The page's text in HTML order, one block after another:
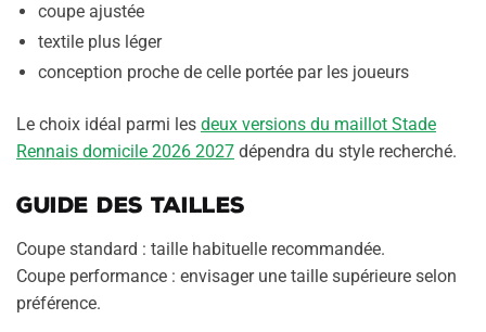
coupe ajustée
textile plus léger
conception proche de celle portée par les joueurs
Le choix idéal parmi les deux versions du maillot Stade
Rennais domicile 2026 2027 dépendra du style recherché.
Guide des tailles
Coupe standard : taille habituelle recommandée.
Coupe performance : envisager une taille supérieure selon
préférence.